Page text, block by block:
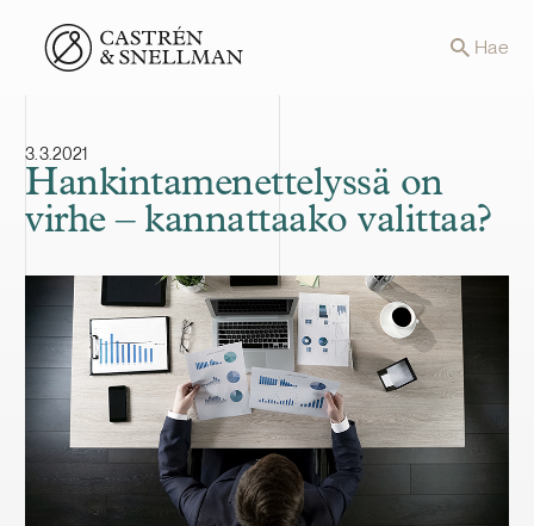
Front page Hae
3.3.2021
Hankintamenettelyssä on
virhe – kannattaako valittaa?